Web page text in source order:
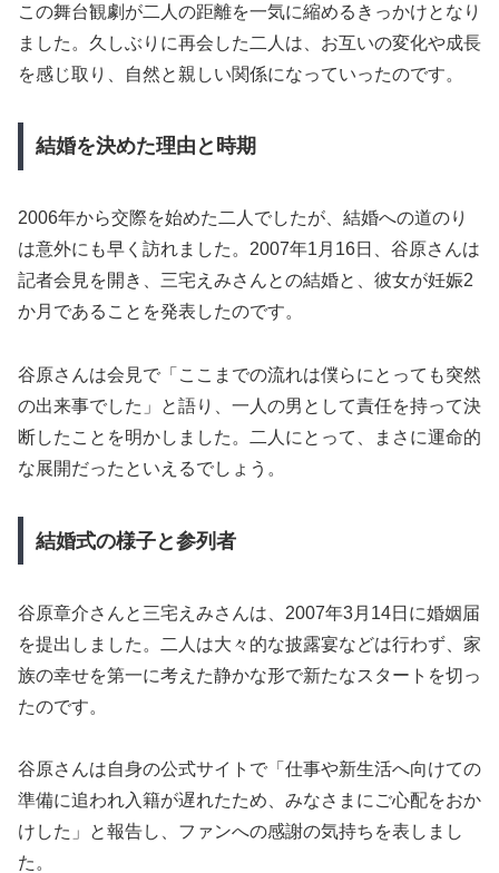
この舞台観劇が二人の距離を一気に縮めるきっかけとなり
ました。久しぶりに再会した二人は、お互いの変化や成長
を感じ取り、自然と親しい関係になっていったのです。
結婚を決めた理由と時期
2006年から交際を始めた二人でしたが、結婚への道のり
は意外にも早く訪れました。2007年1月16日、谷原さんは
記者会見を開き、三宅えみさんとの結婚と、彼女が妊娠2
か月であることを発表したのです。
谷原さんは会見で「ここまでの流れは僕らにとっても突然
の出来事でした」と語り、一人の男として責任を持って決
断したことを明かしました。二人にとって、まさに運命的
な展開だったといえるでしょう。
結婚式の様子と参列者
谷原章介さんと三宅えみさんは、2007年3月14日に婚姻届
を提出しました。二人は大々的な披露宴などは行わず、家
族の幸せを第一に考えた静かな形で新たなスタートを切っ
たのです。
谷原さんは自身の公式サイトで「仕事や新生活へ向けての
準備に追われ入籍が遅れたため、みなさまにご心配をおか
けした」と報告し、ファンへの感謝の気持ちを表しまし
た。